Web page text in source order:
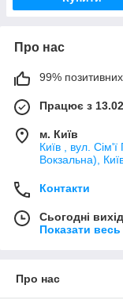
Про нас
99% позитивних
Працює з
м. Київ
Київ , вул.
Вокзальна),
Контакти
Сьогодні
Показати
Про нас